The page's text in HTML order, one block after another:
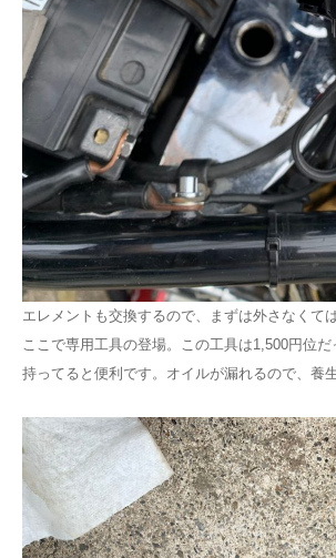
エレメントも交換するので、まずは外さなくて
ここで専用工具の登場。この工具は1,500円位だ
持ってると便利です。オイルが漏れるので、養